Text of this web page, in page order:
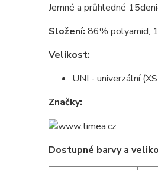
Jemné a průhledné
Složení: 86% polyamid,
Velikost:
UNI - univerzální
Značky:
Dostupné barvy a